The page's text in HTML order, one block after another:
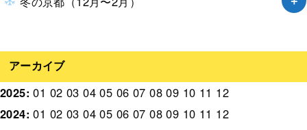
アーカイブ
2025:01 02 03 04 05 06 07 08 09 10 11 12
2024:01 02 03 04 05 06 07 08 09 10 11 12